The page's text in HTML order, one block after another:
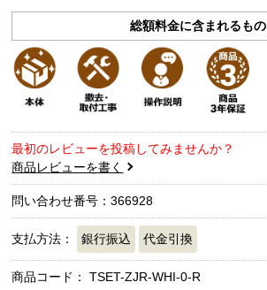
総額料金に含まれるもの
最初のレビューを投稿してみませんか？
商品レビューを書く
問い合わせ番号：366928
支払方法： 銀行振込 代金引換
商品コード：TSET-ZJR-WHI-0-R